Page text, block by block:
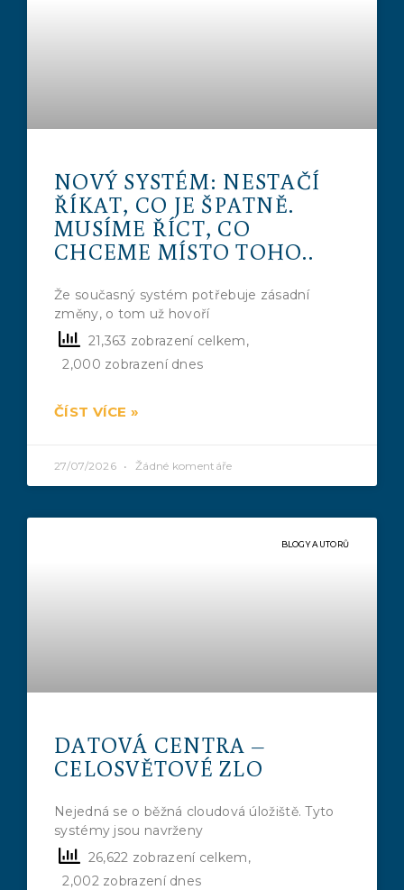
NOVÝ SYSTÉM: NESTAČÍ
ŘÍKAT, CO JE ŠPATNĚ.
MUSÍME ŘÍCT, CO
CHCEME MÍSTO TOHO..
Že současný systém potřebuje zásadní
změny, o tom už hovoří
21,363 zobrazení celkem,
2,000 zobrazení dnes
ČÍST VÍCE »
27/07/2026 Žádné komentáře
BLOGY AUTORŮ
DATOVÁ CENTRA –
CELOSVĚTOVÉ ZLO
Nejedná se o běžná cloudová úložiště. Tyto
systémy jsou navrženy
26,622 zobrazení celkem,
2,002 zobrazení dnes